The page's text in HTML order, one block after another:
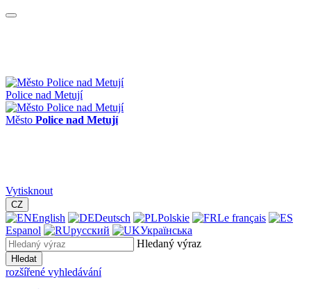
Police nad Metují
Město Police nad Metují
Vytisknout
CZ
English Deutsch Polskie
Le français
Espanol
русский
Українська
Hledaný výraz
Hledat
rozšířené vyhledávání